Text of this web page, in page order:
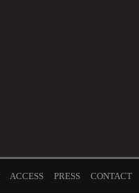
ACCESS PRESS CONTACT